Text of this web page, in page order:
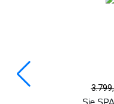
Sie